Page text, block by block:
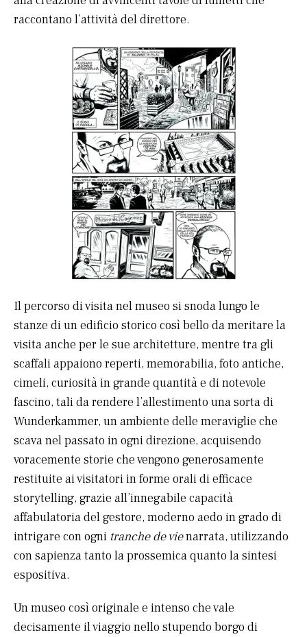
raccontano l’attività del direttore.
Il percorso di visita nel museo si snoda lungo le
stanze di un edificio storico così bello da meritare la
visita anche per le sue architetture, mentre tra gli
scaffali appaiono reperti, memorabilia, foto antiche,
cimeli, curiosità in grande quantità e di notevole
fascino, tali da rendere l’allestimento una sorta di
Wunderkammer, un ambiente delle meraviglie che
scava nel passato in ogni direzione, acquisendo
voracemente storie che vengono generosamente
restituite ai visitatori in forme orali di efficace
storytelling, grazie all’innegabile capacità
affabulatoria del gestore, moderno aedo in grado di
intrigare con ogni tranche de vienarrata, utilizzando
con sapienza tanto la prossemica quanto la sintesi
espositiva.
Un museo così originale e intenso che vale
decisamente il viaggio nello stupendo borgo di